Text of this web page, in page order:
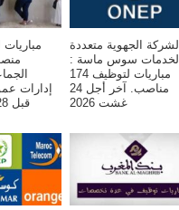
إدارات
قبل 28 غشت 2026
الشركة الجهوية متعددة
الخدمات سوس ماسة :
مباريات لتوظيف 174
مناصب. آخر أجل 24
غشت 2026